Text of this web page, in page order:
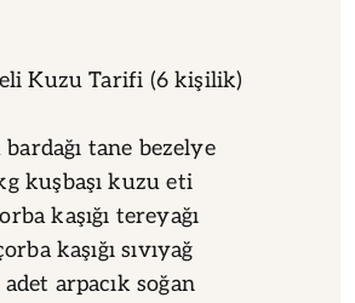
Kuzu Tarifi (6 kişilik)
bardağı tane bezelye
kuşbaşı kuzu eti
kaşığı tereyağı
kaşığı sıvıyağ
arpacık soğan